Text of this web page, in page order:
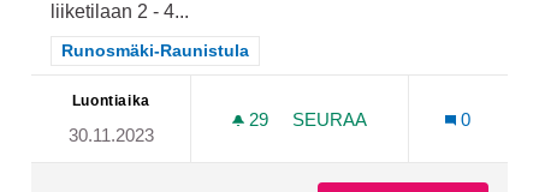
liiketilaan 2 - 4...
Rajaa tulokset teeman mukaan: Runosmäki-Raunistula
Runosmäki-Raunistula
Luontiaika
30.11.2023
29 29 SEURAAJAA
SEURAA
0